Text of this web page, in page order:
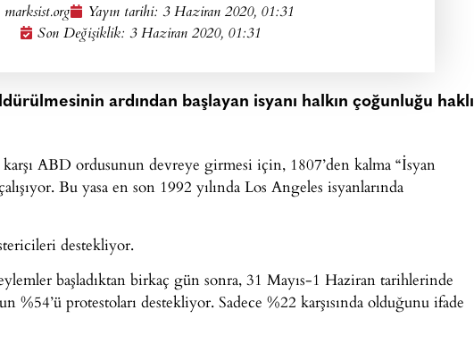
marksist.org Yayın tarihi: 3 Haziran 2020, 01:31
Son Değişiklik: 3 Haziran 2020, 01:31
ardından başlayan isyanı halkın çoğunluğu haklı
ABD ordusunun devreye girmesi için, 1807’den kalma “İsyan
Bu yasa en son 1992 yılında Los Angeles isyanlarında
destekliyor.
başladıktan birkaç gün sonra, 31 Mayıs-1 Haziran tarihlerinde
%54’ü protestoları destekliyor. Sadece %22 karşısında olduğunu ifade